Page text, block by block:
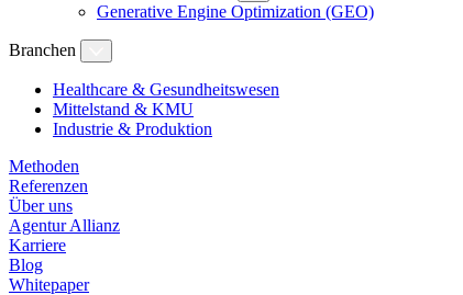
Generative Engine Optimization (GEO)
Branchen
Healthcare & Gesundheitswesen
Mittelstand & KMU
Industrie & Produktion
Methoden
Referenzen
Über uns
Agentur Allianz
Karriere
Blog
Whitepaper